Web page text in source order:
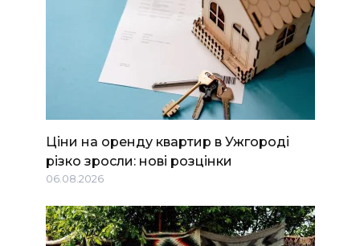
Ціни на оренду квартир в Ужгороді
різко зросли: нові розцінки
06.08.2026